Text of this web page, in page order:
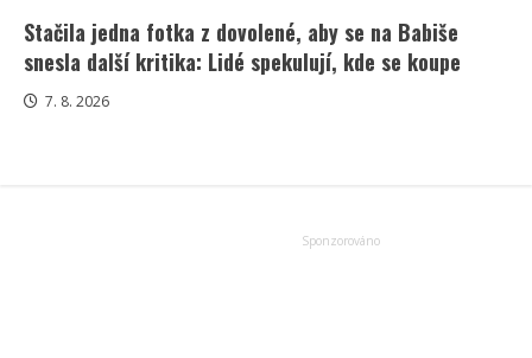
Stačila jedna fotka z dovolené, aby se na Babiše
snesla další kritika: Lidé spekulují, kde se koupe
7. 8. 2026